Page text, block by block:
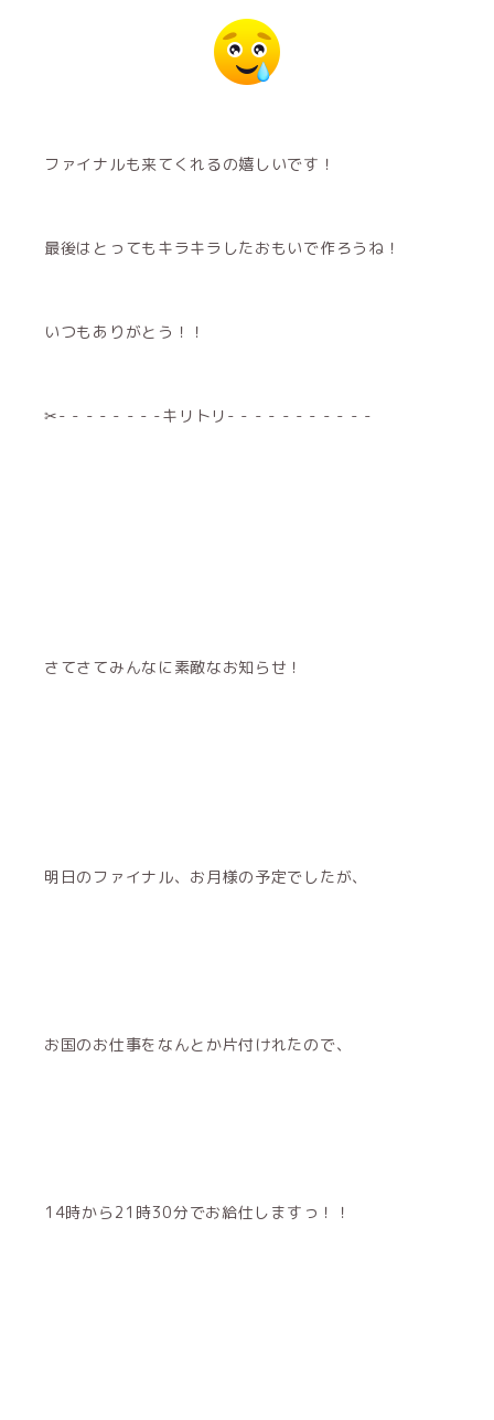
ファイナルも来てくれるの嬉しいです！
最後はとってもキラキラしたおもいで作ろうね！
いつもありがとう！！
✂︎- - - - - - - -キリトリ- - - - - - - - - - -
さてさてみんなに素敵なお知らせ！
明日のファイナル、お月様の予定でしたが、
お国のお仕事をなんとか片付けれたので、
14時から21時30分でお給仕しますっ！！